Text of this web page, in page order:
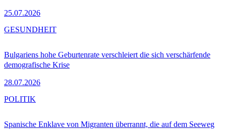
25.07.2026
Bulgariens hohe Geburtenrate verschleiert die sich verschärfende
demografische Krise
28.07.2026
GESUNDHEIT
Spanische Enklave von Migranten überrannt, die auf dem Seeweg
POLITIK